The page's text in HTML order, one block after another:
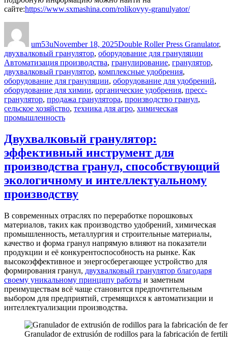
сайте:https://www.sxmashina.com/rolikovyy-granulyator/
um53uNovember 18, 2025Double Roller Press Granulator,
двухвалковый гранулятор, оборудование для грануляции
Автоматизация производства, гранулирование, гранулятор,
двухвалковый гранулятор, комплексные удобрения,
оборудование для грануляции, оборудование для удобрений,
оборудование для химии, органические удобрения, пресс-
гранулятор, продажа гранулятора, производство гранул,
сельское хозяйство, техника для агро, химическая
промышленность
Двухвалковый гранулятор:
эффективный инструмент для
производства гранул, способствующий
экологичному и интеллектуальному
производству
В современных отраслях по переработке порошковых
материалов, таких как производство удобрений, химическая
промышленность, металлургия и строительные материалы,
качество и форма гранул напрямую влияют на показатели
продукции и её конкурентоспособность на рынке. Как
высокоэффективное и энергосберегающее устройство для
формирования гранул, двухвалковый гранулятор благодаря
своему уникальному принципу работы и заметным
преимуществам всё чаще становится предпочтительным
выбором для предприятий, стремящихся к автоматизации и
интеллектуализации производства.
Granulador de extrusión de rodillos para la fabricación de